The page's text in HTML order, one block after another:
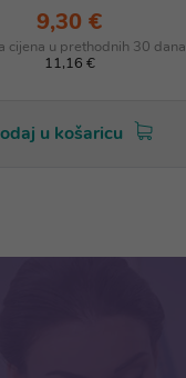
9,30 €
cijena u prethodnih 30 dana
11,16 €
u košaricu